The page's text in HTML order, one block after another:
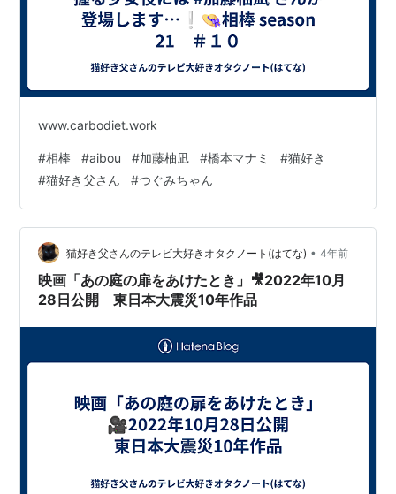
www.carbodiet.work
#相棒 #aibou #加藤柚凪 #橋本マナミ #猫好き
#猫好き父さん #つぐみちゃん
猫好き父さんのテレビ大好きオタクノート(はてな) • 4年前
映画「あの庭の扉をあけたとき」🎥2022年10月
28日公開 東日本大震災10年作品